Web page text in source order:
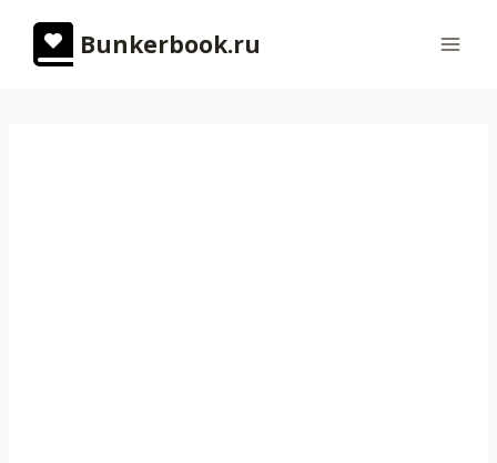
содержимому
Bunkerbook.ru